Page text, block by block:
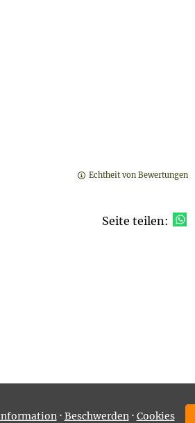
Echtheit von Bewertungen
Seite teilen:
· Beschwerden · Cookies